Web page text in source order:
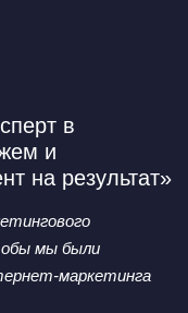
в
и
на результат»
мы были
маркетинга